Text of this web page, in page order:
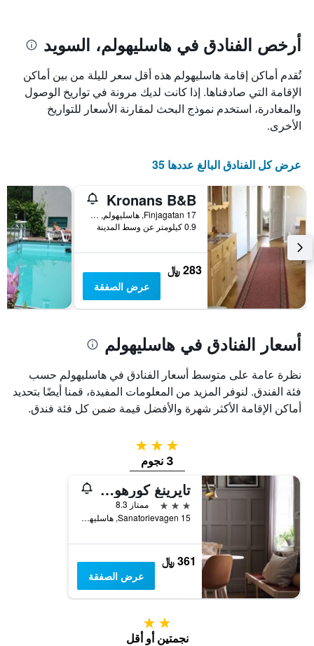
المخطط
1
Y
الذي
يعرض
متوسط
سعر
عطلة
نهاية
هذا
الأسبوع
خلال
آخر
3
أيام
محور
الذي
يعرض
عدد
الأيام
قبل
المخطط
التالي
1
محور
الذي
يعرض
متوسط
سعر
غرفة
أرخص الفنادق في هاسليهولم، السويد
تُقدم أماكن إقامة هاسليهولم هذه أقل سعر لليلة من بين أماكن
الإقامة التي صادفناها. إذا كانت لديك مرونة في تواريخ الوصول
والمغادرة، استخدم نموذج البحث لمقارنة الأسعار للتواريخ
الأخرى.
عرض كل الفنادق البالغ عددها 35
Kronans B&B
Finjagatan 17, هاسليهولم, سكونيه, السويد
0.9 كيلومتر عن وسط المدينة
283 ﷼
عرض الصفقة
أسعار الفنادق في هاسليهولم
نظرة عامة على متوسط أسعار الفنادق في هاسليهولم حسب
فئة الفندق. لنوفر المزيد من المعلومات المفيدة، قمنا أيضًا بتحديد
أماكن الإقامة الأكثر شهرة والأفضل قيمة ضمن كل فئة فندق.
3 نجوم
3 نجوم
تايرينغ كورهوتيل
3 نجوم
ممتاز 8.3
Sanatorievagen 15, هاسليهولم, سكونيه, السويد
361 ﷼
عرض الصفقة
2 نجمتين
نجمتين أو أقل